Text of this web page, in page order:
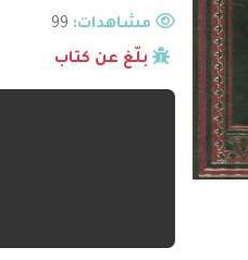
مشاهدات:
بلّغ عن كتاب